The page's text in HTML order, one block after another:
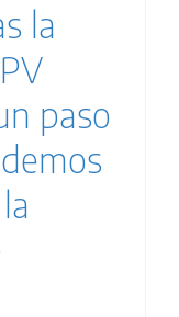
la
paso